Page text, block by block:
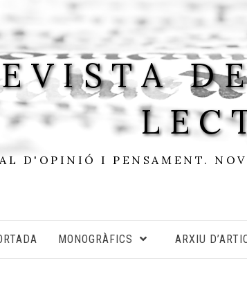
D'OPINIÓ I PENSAMENT.
MONOGRÀFICS ARXIU